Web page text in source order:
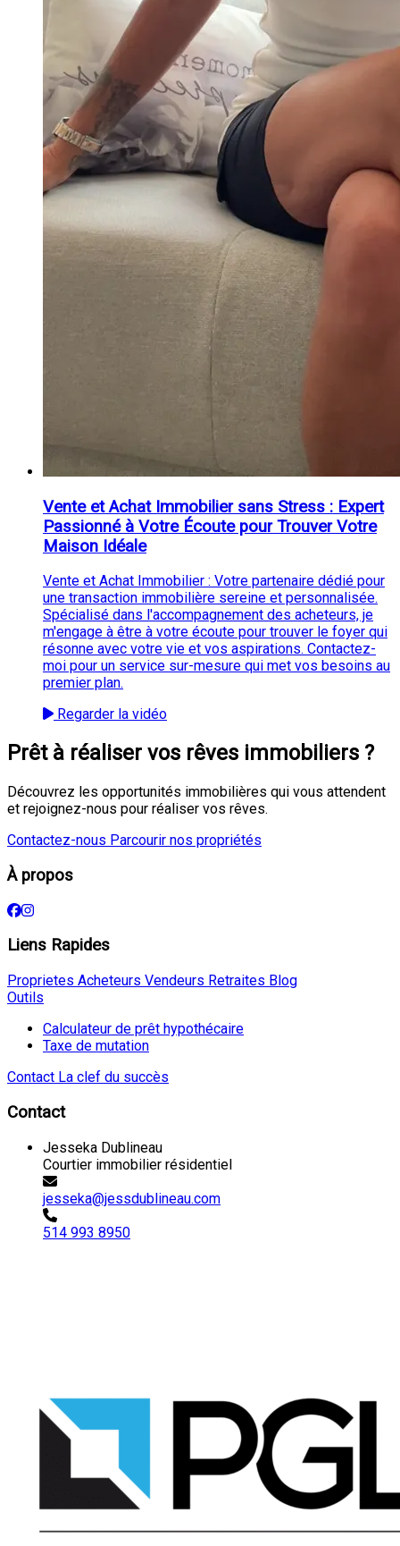
Vente et Achat Immobilier sans Stress : Expert
Passionné à Votre Écoute pour Trouver Votre
Maison Idéale
Vente et Achat Immobilier : Votre partenaire dédié pour
une transaction immobilière sereine et personnalisée.
Spécialisé dans l'accompagnement des acheteurs, je
m'engage à être à votre écoute pour trouver le foyer qui
résonne avec votre vie et vos aspirations. Contactez-
moi pour un service sur-mesure qui met vos besoins au
premier plan.
Regarder la vidéo
Prêt à réaliser vos rêves immobiliers ?
Découvrez les opportunités immobilières qui vous attendent
et rejoignez-nous pour réaliser vos rêves.
Contactez-nous Parcourir nos propriétés
À propos
Liens Rapides
Proprietes Acheteurs Vendeurs Retraites Blog
Outils
Calculateur de prêt hypothécaire
Taxe de mutation
Contact La clef du succès
Contact
Jesseka Dublineau
Courtier immobilier résidentiel
jesseka@jessdublineau.com
514 993 8950